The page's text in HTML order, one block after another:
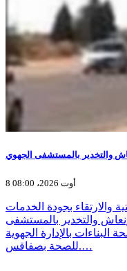
8 أوت 2026، 08:00
والارتقاء بجودة الخدمات
والتخدير بالمستشفى
بالإدارة الجهوية
للصحة بصفاقس.…